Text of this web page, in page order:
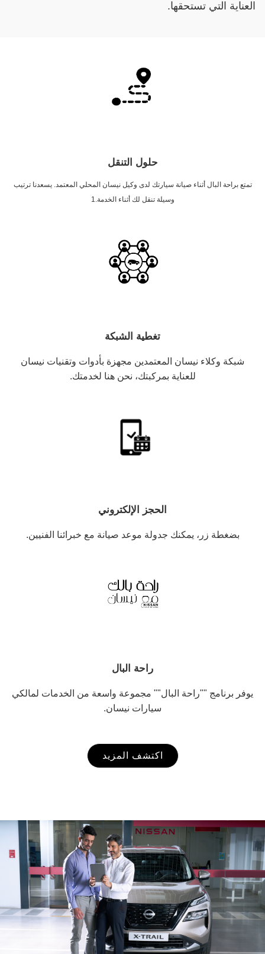
العناية التي تستحقها.
حلول التنقل
تمتع براحة البال أثناء صيانة سيارتك لدى وكيل نيسان المحلي المعتمد. يسعدنا ترتيب
وسيلة تنقل لك أثناء الخدمة.1
تغطية الشبكة
شبكة وكلاء نيسان المعتمدين مجهزة بأدوات وتقنيات نيسان
للعناية بمركبتك، نحن هنا لخدمتك.
الحجز الإلكتروني
بضغطة زر، يمكنك جدولة موعد صيانة مع خبرائنا الفنيين.
راحة البال
يوفر برنامج ""راحة البال"" مجموعة واسعة من الخدمات لمالكي
سيارات نيسان.
اكتشف المزيد